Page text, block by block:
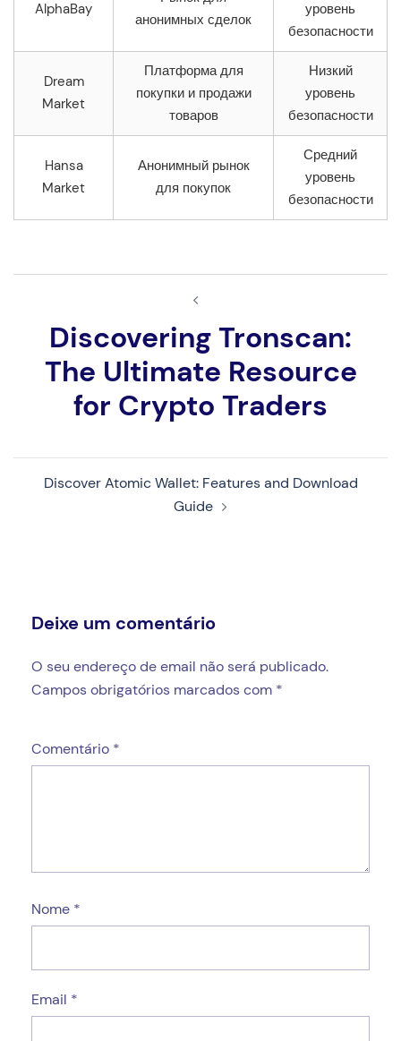
AlphaBay
анонимных сделок
уровень
безопасности
Dream
Market
Платформа для
покупки и продажи
товаров
Низкий
уровень
безопасности
Hansa
Market
Анонимный рынок
для покупок
Средний
уровень
безопасности
artigos
Discovering Tronscan:
The Ultimate Resource
for Crypto Traders
Discover Atomic Wallet: Features and Download
Guide
Deixe um comentário
O seu endereço de email não será publicado.
Campos obrigatórios marcados com *
Comentário *
Nome *
Email *